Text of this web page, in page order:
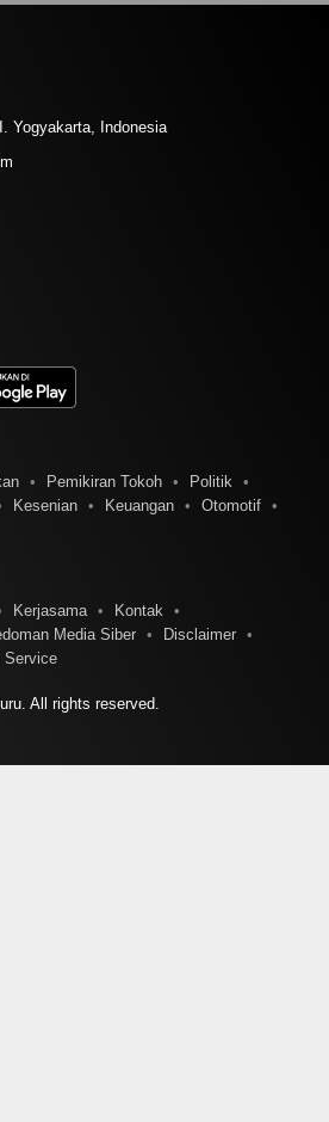
Yogyakarta, Indonesia
Pemikiran Tokoh
Politik
Kesenian Keuangan
Otomotif
Kerjasama
Kontak
Media Siber
Disclaimer
Service
All rights reserved.